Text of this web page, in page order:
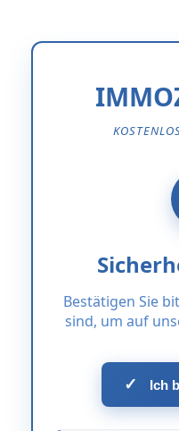
Bestätigen Sie
sind, um auf
✓ Ich